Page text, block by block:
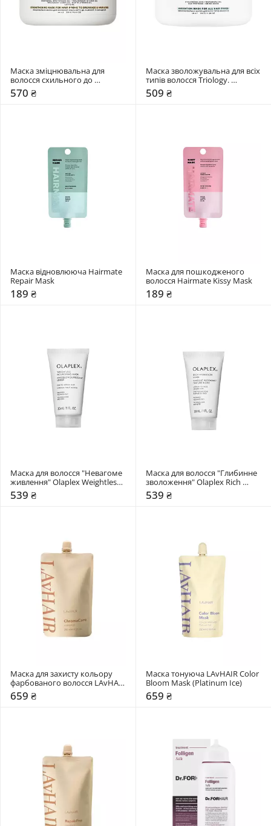
Маска зміцнювальна для
волосся схильного до
ламкості та випадіння Triology.
Trichomax
570 ₴
Маска зволожувальна для всіх
типів волосся Triology.
Aquamatrix
509 ₴
Маска відновлююча Hairmate
Repair Mask
189 ₴
Маска для пошкодженого
волосся Hairmate Kissy Mask
189 ₴
Маска для волосся "Невагоме
живлення" Olaplex Weightless
Nourishing Mask
539 ₴
Маска для волосся "Глибинне
зволоження" Olaplex Rich
Hydratation Mask
539 ₴
Маска для захисту кольору
фарбованого волосся LAvHAIR
ChromaCare
659 ₴
Маска тонуюча LAvHAIR Color
Bloom Mask (Platinum Ice)
659 ₴